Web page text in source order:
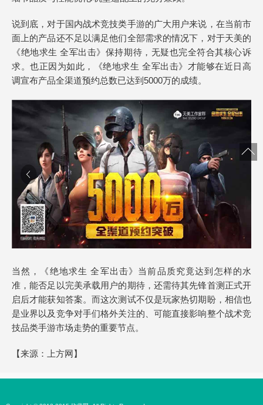
说到底，对于国内战术竞技类手游的广大用户来说，在当前市
面上的产品还不足以满足他们全部需求的情况下，对于天美的
《绝地求生 全军出击》保持期待，无疑也完全符合其核心诉
求。也正因为如此，《绝地求生 全军出击》才能够在近日高
调宣布产品全渠道预约总数已达到5000万的成绩。
当然，《绝地求生 全军出击》当前品质究竟达到怎样的水
准，能否足以完美承载用户的期待，还需待其先锋首测正式开
启后才能获知答案。而这次测试不仅是玩家热切期盼，相信也
是业界以及竞争对手们格外关注的、可能直接影响整个战术竞
技品类手游市场走势的重要节点。
【来源： 上方网】